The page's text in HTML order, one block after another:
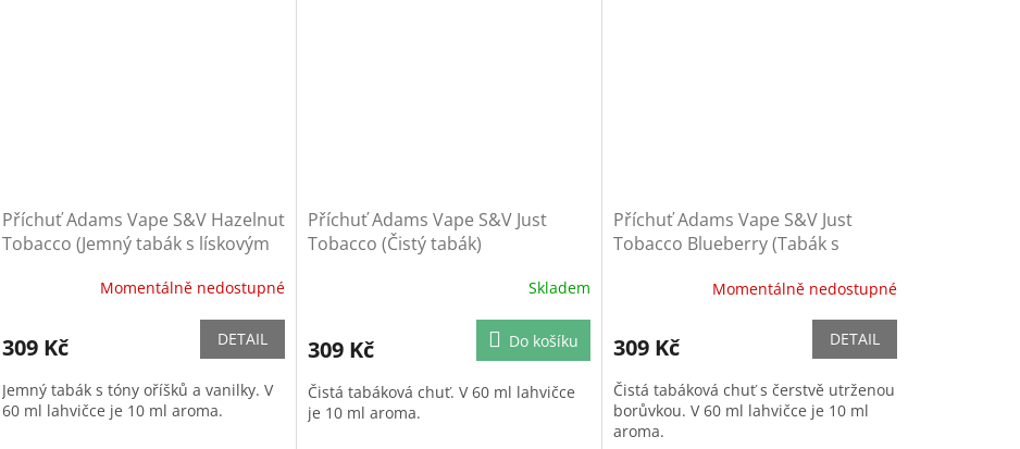
Příchuť Adams Vape S&V Hazelnut
Tobacco (Jemný tabák s lískovým
Momentálně nedostupné
309 Kč DETAIL
Jemný tabák s tóny oříšků a vanilky. V
60 ml lahvičce je 10 ml aroma.
Příchuť Adams Vape S&V Just
Tobacco (Čistý tabák)
Skladem
309 Kč Do košíku
Čistá tabáková chuť. V 60 ml lahvičce
je 10 ml aroma.
Příchuť Adams Vape S&V Just
Tobacco Blueberry (Tabák s
Momentálně nedostupné
309 Kč DETAIL
Čistá tabáková chuť s čerstvě utrženou
borůvkou. V 60 ml lahvičce je 10 ml
aroma.